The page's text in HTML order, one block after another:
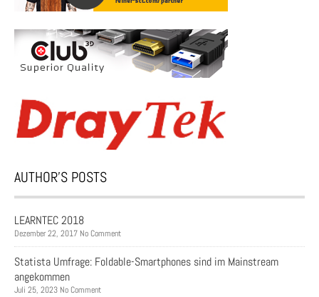
AUTHOR’S POSTS
LEARNTEC 2018
Dezember 22, 2017 No Comment
Statista Umfrage: Foldable-Smartphones sind im Mainstream
angekommen
Juli 25, 2023 No Comment